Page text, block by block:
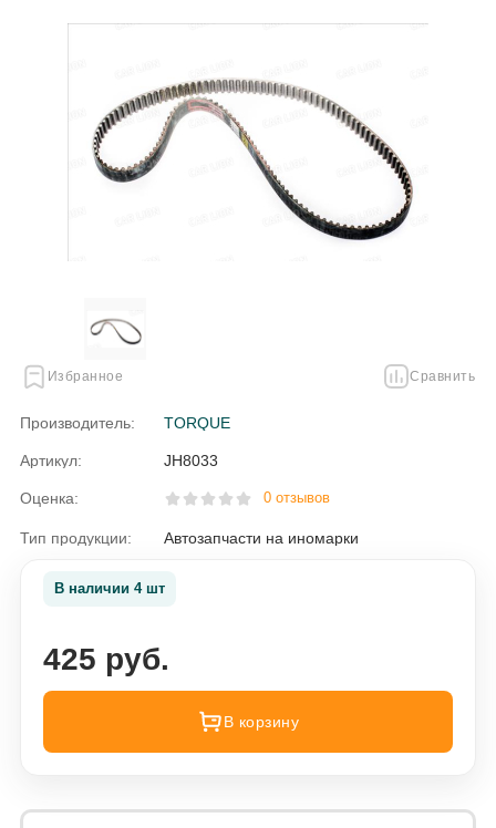
Избранное Сравнить
Производитель: TORQUE
Артикул: JH8033
Оценка: 0 отзывов
Тип продукции: Автозапчасти на иномарки
В наличии 4 шт
425 руб.
В корзину